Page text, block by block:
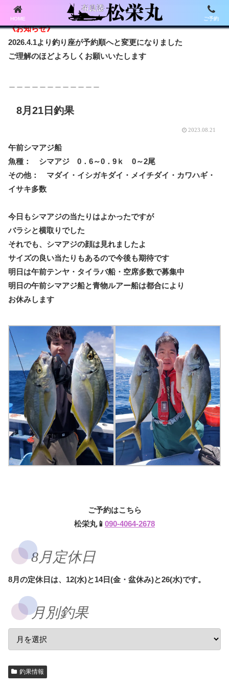
《お知らせ》
2026.4.1より釣り座が予約順へと変更になりました
ご理解のほどよろしくお願いいたします
8月21日釣果
2023.08.21
午前シマアジ船
魚種： シマアジ 0．6～0．9ｋ 0～2尾
その他： マダイ・イシガキダイ・メイチダイ・カワハギ・
イサキ多数
今日もシマアジの当たりはよかったですが
バラシと横取りでした
それでも、シマアジの顔は見れましたよ
サイズの良い当たりもあるので今後も期待です
明日は午前テンヤ・タイラバ船・空席多数で募集中
明日の午前シマアジ船と青物ルアー船は都合により
お休みします
ご予約はこちら
松栄丸📱 090-4064-2678
8月定休日
8月の定休日は、12(水)と14日(金・盆休み)と26(水)です。
月別釣果
釣果情報
HOME ご予約